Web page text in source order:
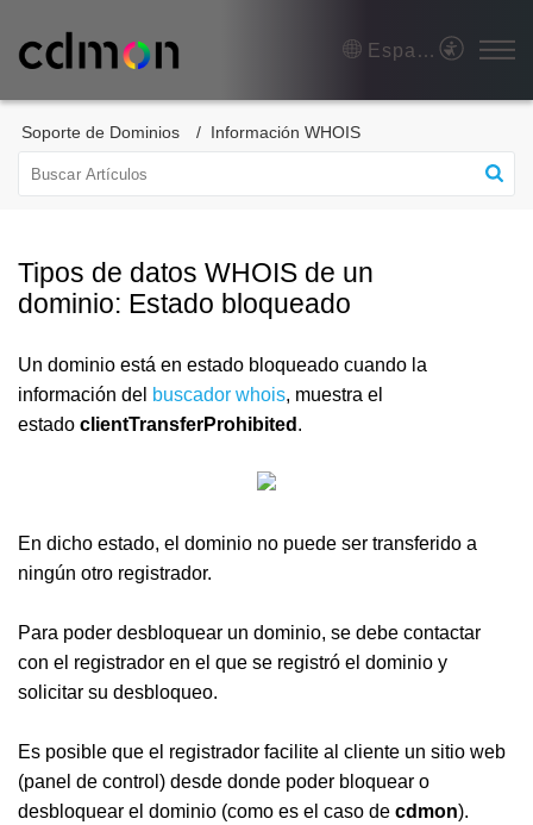
Español (España)
Soporte de Dominios Información WHOIS
Tipos de datos WHOIS de un
dominio: Estado bloqueado
Un dominio está en estado bloqueado cuando la
información del buscador whois, muestra el
estado clientTransferProhibited .
En dicho estado, el dominio no puede ser transferido a
ningún otro registrador.
Para poder desbloquear un dominio, se debe contactar
con el registrador en el que se registró el dominio y
solicitar su desbloqueo.
Es posible que el registrador facilite al cliente un sitio web
(panel de control) desde donde poder bloquear o
desbloquear el dominio (como es el caso de cdmon).